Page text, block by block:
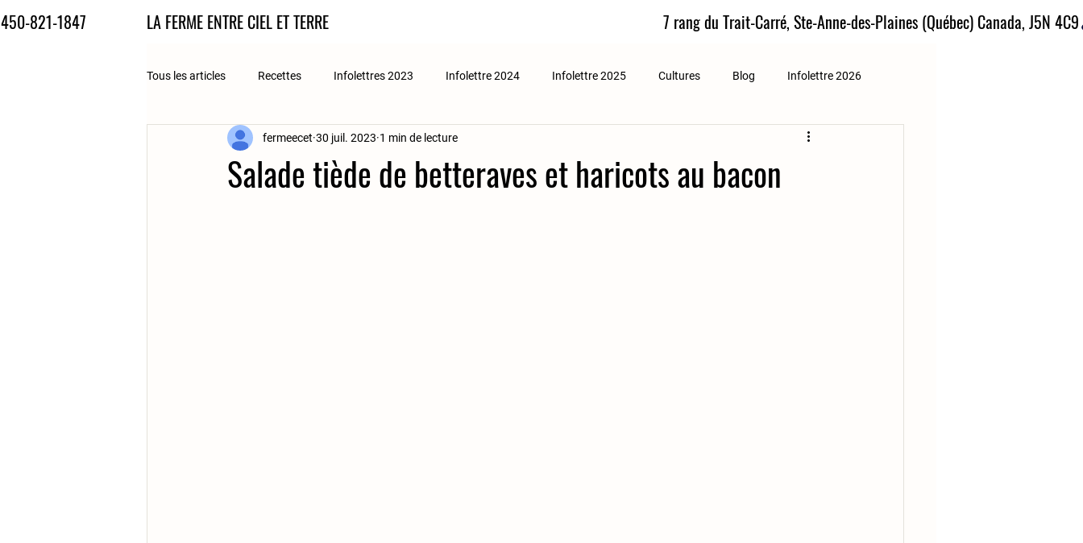
450-821-1847 LA FERME ENTRE CIEL ET TERRE 7 rang du Trait-Carré, Ste-Anne-des-Plaines (Québec) Canada, J5N 4C9
Tous les articles Recettes Infolettres 2023 Infolettre 2024 Infolettre 2025 Cultures Blog Infolettre 2026
Salade tiède de betteraves et haricots au bacon
fermeecet 30 juil. 2023 1 min de lecture